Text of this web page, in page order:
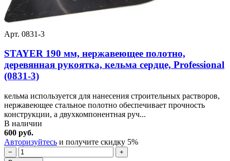
Арт. 0831-3
STAYER 190 мм, нержавеющее полотно,
деревянная рукоятка, кельма сердце, Professional
(0831-3)
кельма используется для нанесения строительных растворов,
нержавеющее стальное полотно обеспечивает прочность
конструкции, а двухкомпонентная руч...
В наличии
600 руб.
Авторизуйтесь и получите скидку 5%
−
+